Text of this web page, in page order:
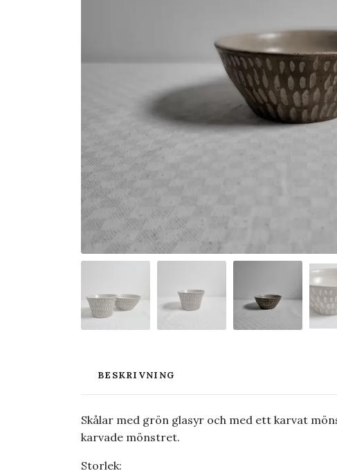
BESKRIVNING
Skålar med grön glasyr och med ett karvat
karvade mönstret.
Storlek: